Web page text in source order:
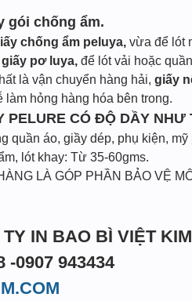
gói chống ẩm.
chống ẩm peluya, vừa để lót
giấy pơ luya, để lót vải hoặc
là vận chuyển hàng hải, giấy
làm hỏng hàng hóa bên trong.
PELURE CÓ ĐỘ DẦY NHƯ
quần áo, giầy dép, phụ kiện,
lót khay: Từ 35-60gms.
LÀ GÓP PHẦN BẢO VỆ
IN BAO BÌ VIỆT
-0907 943434